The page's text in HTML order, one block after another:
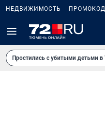
НЕДВИЖИМОСТЬ
Простились с убитыми детьми в